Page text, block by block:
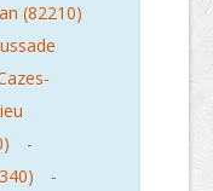
(82210)
-
-